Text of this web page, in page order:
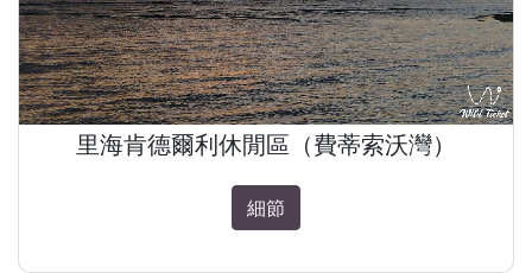
里海肯德爾利休閒區（費蒂索沃灣）
細節